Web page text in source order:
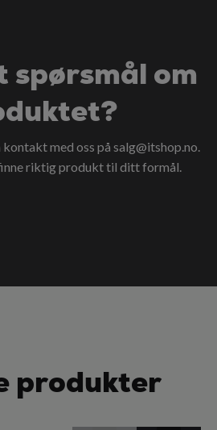
spørsmål om
med oss på salg@itshop.no.
riktig produkt til ditt formål.
produkter